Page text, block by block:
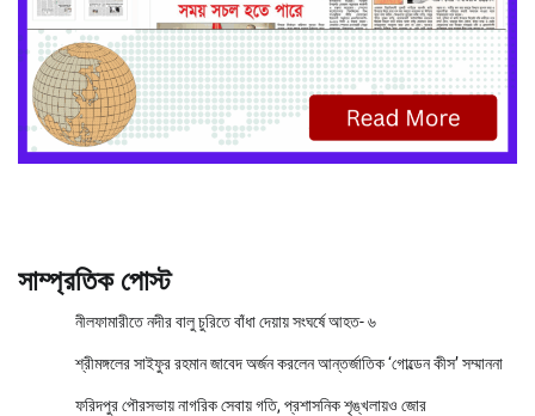
সাম্প্রতিক পোস্ট
নীলফামারীতে নদীর বালু চুরিতে বাঁধা দেয়ায় সংঘর্ষে আহত- ৬
শ্রীমঙ্গলের সাইফুর রহমান জাবেদ অর্জন করলেন আন্তর্জাতিক ‘গোল্ডেন কীস’ সম্মাননা
ফরিদপুর পৌরসভায় নাগরিক সেবায় গতি, প্রশাসনিক শৃঙ্খলায়ও জোর